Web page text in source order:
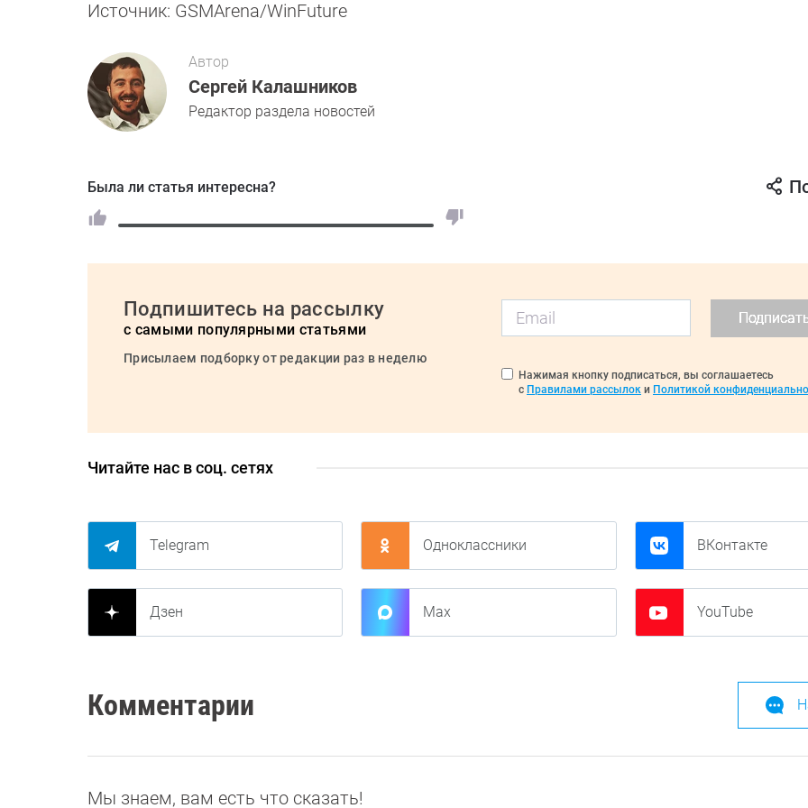
Источник: GSMArena/WinFuture
Автор
Сергей Калашников
Редактор раздела новостей
Была ли статья интересна?
Подпишитесь на рассылку
с самыми популярными статьями
Присылаем подборку от редакции раз в неделю
Нажимая кнопку подписаться, вы соглашаетесь
с Правилами рассылок и Политикой
Читайте нас в соц. сетях
Telegram Одноклассники ВКонтакте
Дзен Max YouTube
Комментарии
Мы знаем, вам есть что сказать!